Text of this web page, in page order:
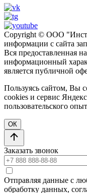
Copyright © ООО
информации с сайта
Вся предоставленная
информационный
является публичной
Пользуясь сайтом, Вы
cookies и сервис
пользовательского
ОК
Заказать звонок
Отправляя данные с
обработку данных,